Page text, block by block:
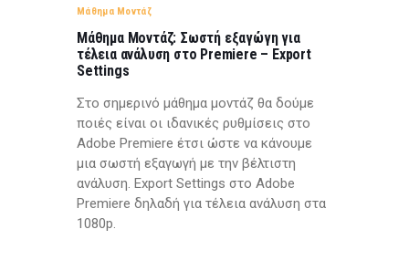
Μάθημα Μοντάζ
Μάθημα Μοντάζ: Σωστή εξαγώγη για
τέλεια ανάλυση στο Premiere – Export
Settings
Στο σημερινό μάθημα μοντάζ θα δούμε
ποιές είναι οι ιδανικές ρυθμίσεις στο
Adobe Premiere έτσι ώστε να κάνουμε
μια σωστή εξαγωγή με την βέλτιστη
ανάλυση. Export Settings στο Adobe
Premiere δηλαδή για τέλεια ανάλυση στα
1080p.